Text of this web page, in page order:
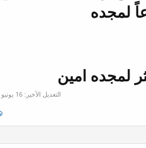
لمجده
لمجده امين
التعديل الأخير: 16 يونيو 2026